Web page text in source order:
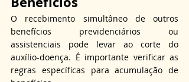
O recebimento simultâneo de outros
benefícios previdenciários ou
assistenciais pode levar ao corte do
auxílio-doença. É importante verificar as
regras específicas para acumulação de